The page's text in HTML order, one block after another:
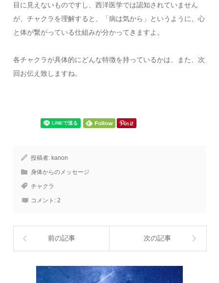
目に見えないものですし、西洋医学では認知されていません
が、チャクラを理解すると、「病は気から」というように、心
と体が繋がっている仕組みが分かってきますよ。
各チャクラが具体的にどんな特徴を持っているかは、また、次
回お伝え致しますね。
投稿者:kanon
身体からのメッセージ
チャクラ
コメント: 2
前の記事 次の記事